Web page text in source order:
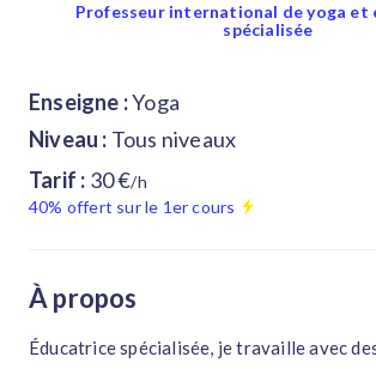
Professeur international de yoga et
spécialisée
Enseigne :Yoga
Niveau : Tous niveaux
Tarif : 30 €/h
40% offert sur le 1er cours
À propos
Éducatrice spécialisée, je travaille avec